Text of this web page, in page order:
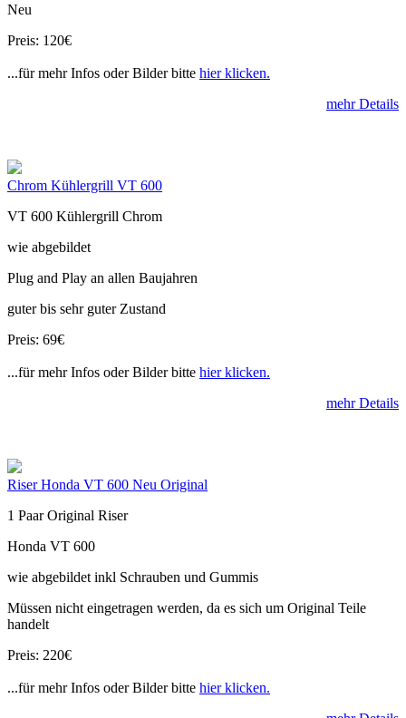
Neu
Preis: 120€
...für mehr Infos oder Bilder bitte hier klicken.
mehr Details
Chrom Kühlergrill VT 600
VT 600 Kühlergrill Chrom
wie abgebildet
Plug and Play an allen Baujahren
guter bis sehr guter Zustand
Preis: 69€
...für mehr Infos oder Bilder bitte hier klicken.
mehr Details
Riser Honda VT 600 Neu Original
1 Paar Original Riser
Honda VT 600
wie abgebildet inkl Schrauben und Gummis
Müssen nicht eingetragen werden, da es sich um Original Teile
handelt
Preis: 220€
...für mehr Infos oder Bilder bitte hier klicken.